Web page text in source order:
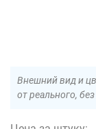
Внешний вид и
от реального,